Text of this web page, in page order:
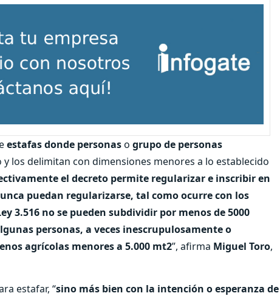
estafas donde personaso grupo de personas
los delimitan con dimensiones menores a lo establecido
el decreto permite regularizar e inscribir en
puedan regularizarse, tal como ocurre con los
3.516 no se pueden subdividir por menos de 5000
personas, a veces inescrupulosamente o
agrícolas menores a 5.000 mt2”, afirma Miguel Toro,
estafar, “sino más bien con la intención o esperanza de